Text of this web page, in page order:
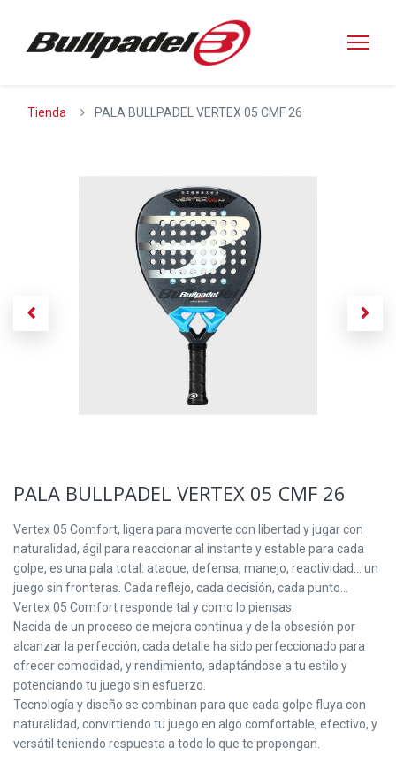
Tienda PALA BULLPADEL VERTEX 05 CMF 26
PALA BULLPADEL VERTEX 05 CMF 26
Vertex 05 Comfort, ligera para moverte con libertad y jugar con
naturalidad, ágil para reaccionar al instante y estable para cada
golpe, es una pala total: ataque, defensa, manejo, reactividad… un
juego sin fronteras. Cada reflejo, cada decisión, cada punto…
Vertex 05 Comfort responde tal y como lo piensas.
Nacida de un proceso de mejora continua y de la obsesión por
alcanzar la perfección, cada detalle ha sido perfeccionado para
ofrecer comodidad, y rendimiento, adaptándose a tu estilo y
potenciando tu juego sin esfuerzo.
Tecnología y diseño se combinan para que cada golpe fluya con
naturalidad, convirtiendo tu juego en algo comfortable, efectivo, y
versátil teniendo respuesta a todo lo que te propongan.